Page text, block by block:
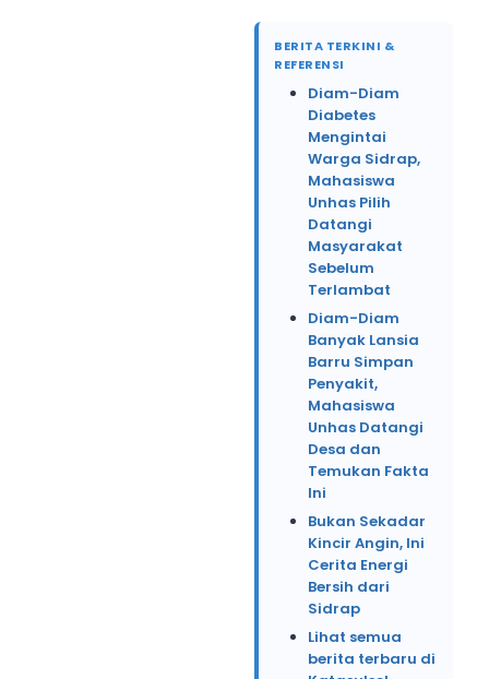
BERITA TERKINI &
REFERENSI
Diam-Diam
Diabetes
Mengintai
Warga Sidrap,
Mahasiswa
Unhas Pilih
Datangi
Masyarakat
Sebelum
Terlambat
Diam-Diam
Banyak Lansia
Barru Simpan
Penyakit,
Mahasiswa
Unhas Datangi
Desa dan
Temukan Fakta
Ini
Bukan Sekadar
Kincir Angin, Ini
Cerita Energi
Bersih dari
Sidrap
Lihat semua
berita terbaru di